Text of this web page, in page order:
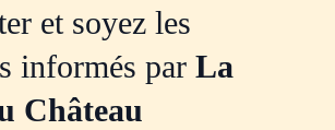
et soyez les
informés par La
Château